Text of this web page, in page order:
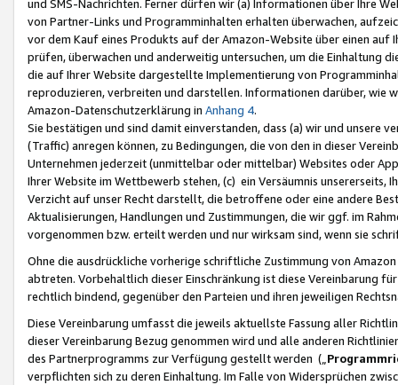
und SMS-Nachrichten. Ferner dürfen wir (a) Informationen über Ihre
von Partner-Links und Programminhalten erhalten überwachen,
vor dem Kauf eines Produkts auf der Amazon-Website über einen
prüfen, überwachen und anderweitig untersuchen, um die Einhaltung
die auf Ihrer Website dargestellte Implementierung von
reproduzieren, verbreiten und darstellen. Informationen darüber, wie
Amazon-Datenschutzerklärung in Anhang 4.
Sie bestätigen und sind damit einverstanden, dass (a) wir und
(Traffic) anregen können, zu Bedingungen, die von den in dieser
Unternehmen jederzeit (unmittelbar oder mittelbar) Websites oder
Ihrer Website im Wettbewerb stehen, (c) ein Versäumnis unsererseits,
Verzicht auf unser Recht darstellt, die betroffene oder eine andere
Aktualisierungen, Handlungen und Zustimmungen, die wir ggf. im
vorgenommen bzw. erteilt werden und nur wirksam sind, wenn sie
Ohne die ausdrückliche vorherige schriftliche Zustimmung von
abtreten. Vorbehaltlich dieser Einschränkung ist diese Vereinbarung
rechtlich bindend, gegenüber den Parteien und ihren jeweiligen
Diese Vereinbarung umfasst die jeweils aktuellste Fassung aller
dieser Vereinbarung Bezug genommen wird und alle anderen
des Partnerprogramms zur Verfügung gestellt werden („
verpflichten sich zu deren Einhaltung. Im Falle von Widersprüchen